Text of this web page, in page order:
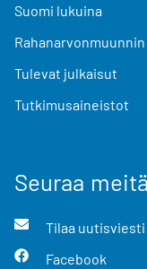
Suomi lukuina
Rahanarvonmuunnin
Tulevat julkaisut
Tutkimusaineistot
Seuraa meitä
Tilaa uutisviesti
Facebook